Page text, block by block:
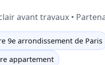
avant travaux •
9e arrondissement de Paris
appartement